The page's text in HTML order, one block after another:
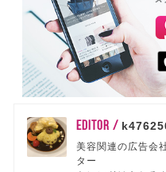
EDITOR /
美容関連の広告会
ター